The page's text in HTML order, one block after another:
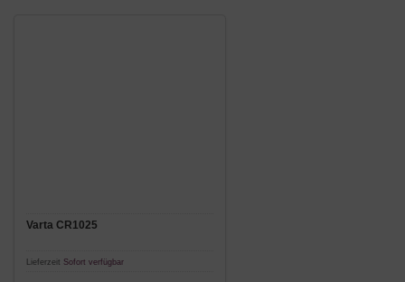
Varta CR1025
Lieferzeit Sofort verfügbar